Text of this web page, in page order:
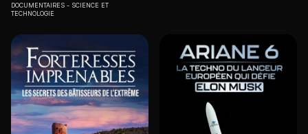
DOCUMENTAIRES
SCIENCE ET
TECHNOLOGIE